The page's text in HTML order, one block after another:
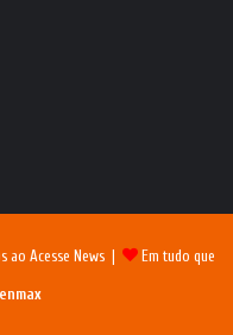
ao Acesse News | Em tudo que